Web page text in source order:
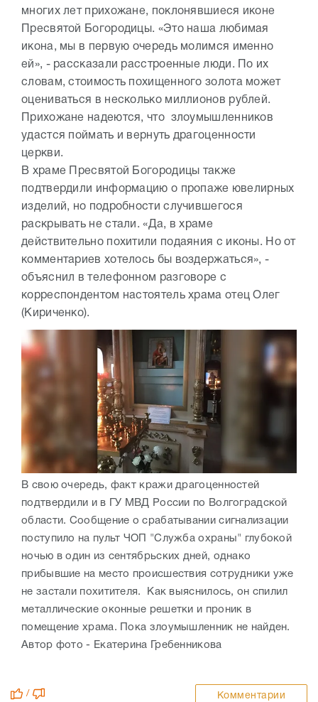
многих лет прихожане, поклонявшиеся иконе
Пресвятой Богородицы. «Это наша любимая
икона, мы в первую очередь молимся именно
ей», - рассказали расстроенные люди. По их
словам, стоимость похищенного золота может
оцениваться в несколько миллионов рублей.
Прихожане надеются, что злоумышленников
удастся поймать и вернуть драгоценности
церкви.
В храме Пресвятой Богородицы также
подтвердили информацию о пропаже ювелирных
изделий, но подробности случившегося
раскрывать не стали. «Да, в храме
действительно похитили подаяния с иконы. Но от
комментариев хотелось бы воздержаться», -
объяснил в телефонном разговоре с
корреспондентом настоятель храма отец Олег
(Кириченко).
В свою очередь, факт кражи драгоценностей
подтвердили и в ГУ МВД России по Волгоградской
области. Сообщение о срабатывании сигнализации
поступило на пульт ЧОП "Служба охраны" глубокой
ночью в один из сентябрьских дней, однако
прибывшие на место происшествия сотрудники уже
не застали похитителя. Как выяснилось, он спилил
металлические оконные решетки и проник в
помещение храма. Пока злоумышленник не найден.
Автор фото - Екатерина Гребенникова
/ Комментарии